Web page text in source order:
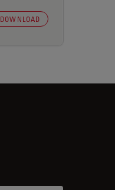
DOWNLOAD